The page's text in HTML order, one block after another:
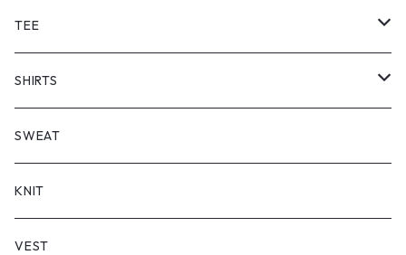
TEE
SHORT SLEEVE
LONG SLEEVE
SHIRTS
SHORT SLEEVE
LONG SLEEVE
SWEAT
KNIT
VEST